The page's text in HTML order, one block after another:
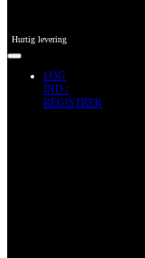
Hurtig levering
LOG
IND /
REGISTRER